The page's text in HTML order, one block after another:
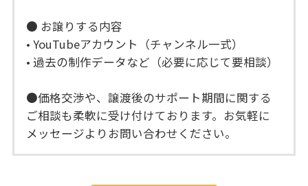
● お譲りする内容
• YouTubeアカウント（チャンネル一式）
• 過去の制作データなど（必要に応じて要相談）
●価格交渉や、譲渡後のサポート期間に関する
ご相談も柔軟に受け付けております。お気軽に
メッセージよりお問い合わせください。